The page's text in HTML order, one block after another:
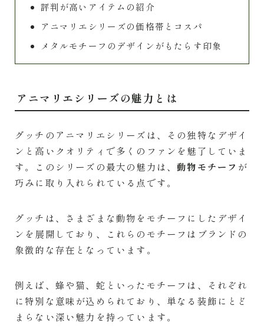
評判が高いアイテムの紹介
アニマリエシリーズの価格帯とコスパ
メタルモチーフのデザインがもたらす印象
アニマリエシリーズの魅力とは
グッチのアニマリエシリーズは、その独特なデザイ
ンと高いクオリティで多くのファンを魅了していま
す。このシリーズの最大の魅力は、動物モチーフ が
巧みに取り入れられている点です。
グッチは、さまざまな動物をモチーフにしたデザイ
ンを展開しており、これらのモチーフはブランドの
象徴的な存在となっています。
例えば、蜂や猫、蛇といったモチーフは、それぞれ
に特別な意味が込められており、単なる装飾にとど
まらない深い魅力を持っています。